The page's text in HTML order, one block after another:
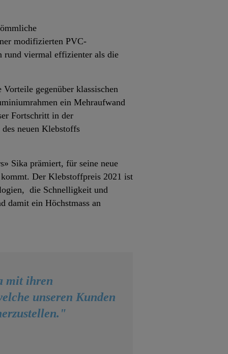
modifizierten PVC-
rund viermal effizienter als die
gegenüber klassischen
ein Mehraufwand
Fortschritt in der
neuen Klebstoffs
Sika prämiert, für seine neue
Der Klebstoffpreis 2021 ist
die Schnelligkeit und
damit ein Höchstmass an
mit ihren
unseren Kunden